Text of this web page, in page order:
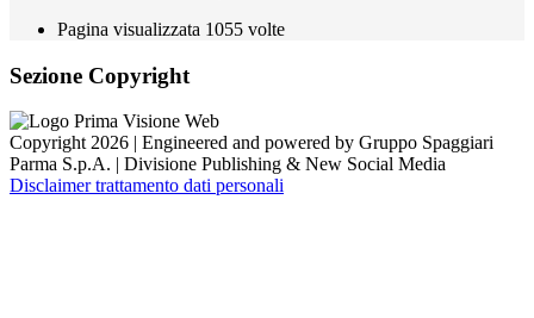
Pagina visualizzata 1055 volte
Sezione Copyright
Copyright 2026 | Engineered and powered by Gruppo Spaggiari
Parma S.p.A. | Divisione Publishing & New Social Media
Disclaimer trattamento dati personali